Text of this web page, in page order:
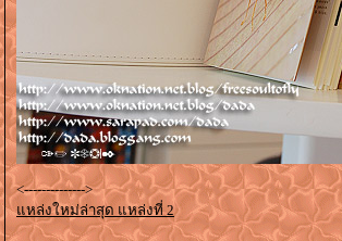
<-------------->
หล่งใหม่ล่าสุด แหล่งที่ 2